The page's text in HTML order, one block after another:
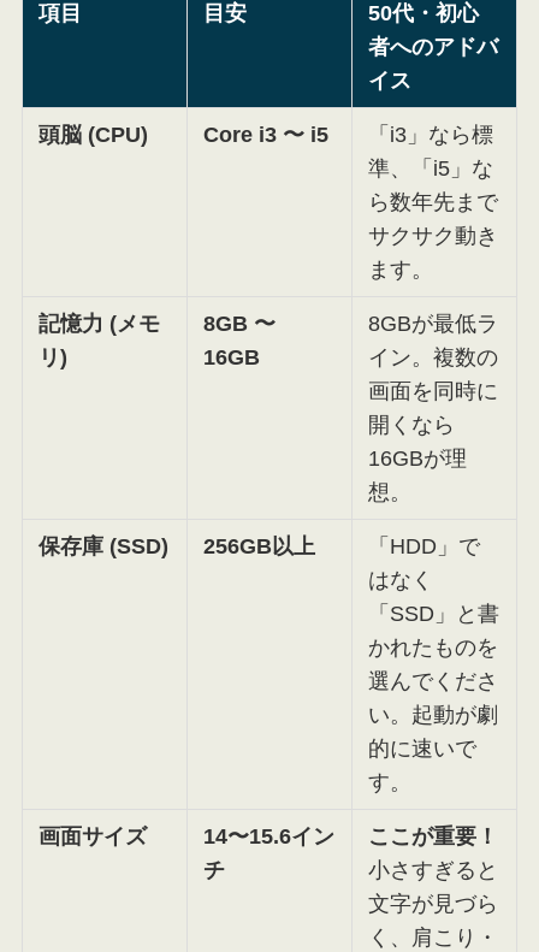
項目 目安
50代・初心
者へのアドバ
イス
頭脳 (CPU) Core i3 〜 i5
「i3」なら標
準、「i5」な
ら数年先まで
サクサク動き
ます。
記憶力 (メモ
リ)
8GB 〜
16GB
8GBが最低ラ
イン。複数の
画面を同時に
開くなら
16GBが理
想。
保存庫 (SSD) 256GB以上
「HDD」で
はなく
「SSD」と書
かれたものを
選んでくださ
い。起動が劇
的に速いで
す。
画面サイズ
14〜15.6イン
チ
ここが重要！
小さすぎると
文字が見づら
く、肩こり・